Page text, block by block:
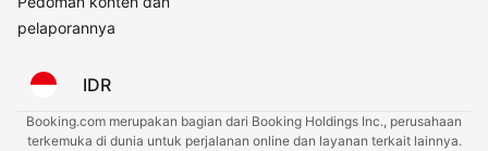
pelaporannya
IDR
Booking.com merupakan bagian dari Booking Holdings Inc., perusahaan
terkemuka di dunia untuk perjalanan online dan layanan terkait lainnya.